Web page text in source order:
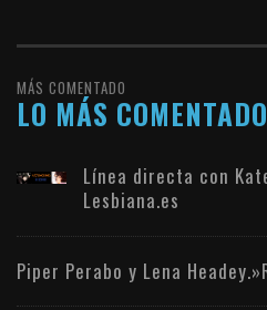
MÁS COMENTADO
LO MÁS COMENTADO
Línea directa con
Lesbiana.es
Piper Perabo y Lena